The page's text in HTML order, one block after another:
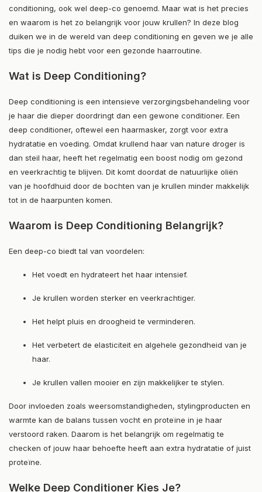
conditioning, ook wel deep-co genoemd. Maar wat is het precies
en waarom is het zo belangrijk voor jouw krullen? In deze blog
duiken we in de wereld van deep conditioning en geven we je alle
tips die je nodig hebt voor een gezonde haarroutine.
Wat is Deep Conditioning?
Deep conditioning is een intensieve verzorgingsbehandeling voor
je haar die dieper doordringt dan een gewone conditioner. Een
deep conditioner, oftewel een haarmasker, zorgt voor extra
hydratatie en voeding. Omdat krullend haar van nature droger is
dan steil haar, heeft het regelmatig een boost nodig om gezond
en veerkrachtig te blijven. Dit komt doordat de natuurlijke oliën
van je hoofdhuid door de bochten van je krullen minder makkelijk
tot in de haarpunten komen.
Waarom is Deep Conditioning Belangrijk?
Een deep-co biedt tal van voordelen:
Het voedt en hydrateert het haar intensief.
Je krullen worden sterker en veerkrachtiger.
Het helpt pluis en droogheid te verminderen.
Het verbetert de elasticiteit en algehele gezondheid van je
haar.
Je krullen vallen mooier en zijn makkelijker te stylen.
Door invloeden zoals weersomstandigheden, stylingproducten en
warmte kan de balans tussen vocht en proteïne in je haar
verstoord raken. Daarom is het belangrijk om regelmatig te
checken of jouw haar behoefte heeft aan extra hydratatie of juist
proteïne.
Welke Deep Conditioner Kies Je?